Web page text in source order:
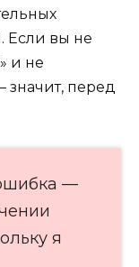
Если вы не
и не
значит, перед
—
я